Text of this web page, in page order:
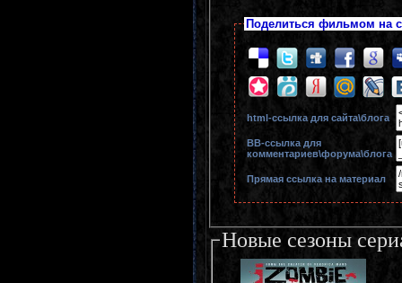
Поделиться фильмом на
html-cсылка для сайта\блога
BB-cсылка для
комментариев\форума\блога
Прямая ссылка на материал
Новые сезоны